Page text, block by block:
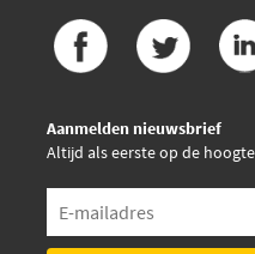
Aanmelden nieuwsbrief
Altijd als eerste op de